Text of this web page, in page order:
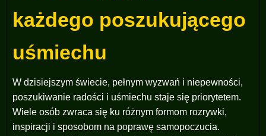
każdego poszukującego
uśmiechu
W dzisiejszym świecie, pełnym wyzwań i niepewności,
poszukiwanie radości i uśmiechu staje się priorytetem.
Wiele osób zwraca się ku różnym formom rozrywki,
inspiracji i sposobom na poprawę samopoczucia.